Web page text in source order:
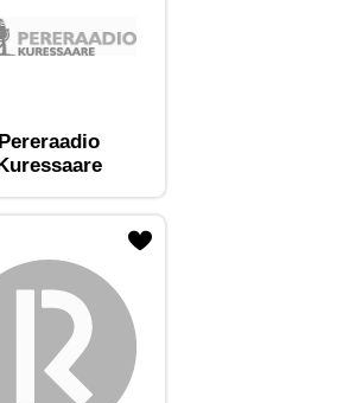
Pereraadio
Kuressaare